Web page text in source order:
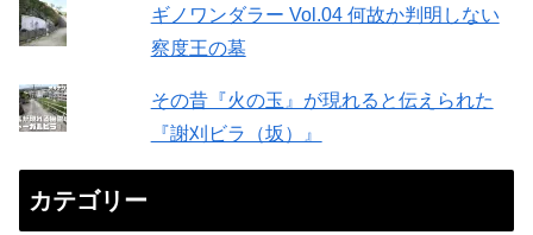
ギノワンダラー Vol.04 何故か判明しない
察度王の墓
その昔『火の玉』が現れると伝えられた
『謝刈ビラ（坂）』
カテゴリー